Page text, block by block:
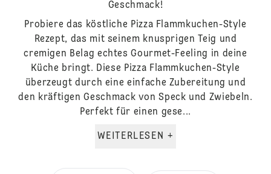
Geschmack!
Probiere das köstliche Pizza Flammkuchen-Style
Rezept, das mit seinem knusprigen Teig und
cremigen Belag echtes Gourmet-Feeling in deine
Küche bringt. Diese Pizza Flammkuchen-Style
überzeugt durch eine einfache Zubereitung und
den kräftigen Geschmack von Speck und Zwiebeln.
Perfekt für einen gese...
WEITERLESEN +